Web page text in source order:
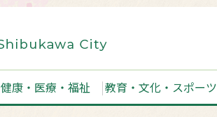
健康・医療・福祉 教育・文化・スポーツ